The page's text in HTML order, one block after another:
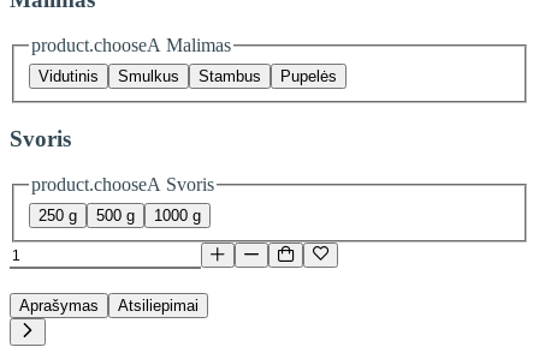
product.chooseA Malimas
Vidutinis Smulkus Stambus Pupelės
Svoris
product.chooseA Svoris
250 g 500 g 1000 g
Aprašymas Atsiliepimai